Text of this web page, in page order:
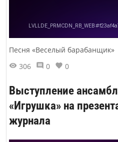
Песня «Веселый барабанщик»
306
0 0
Выступление
«Игрушка» на
журнала